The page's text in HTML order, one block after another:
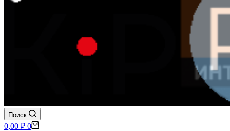
Поиск
Корзина
0,00 ₽ 0